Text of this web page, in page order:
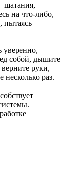
шатания,
на что-либо,
пытаясь
уверенно,
собой, дышите
руки,
несколько раз.